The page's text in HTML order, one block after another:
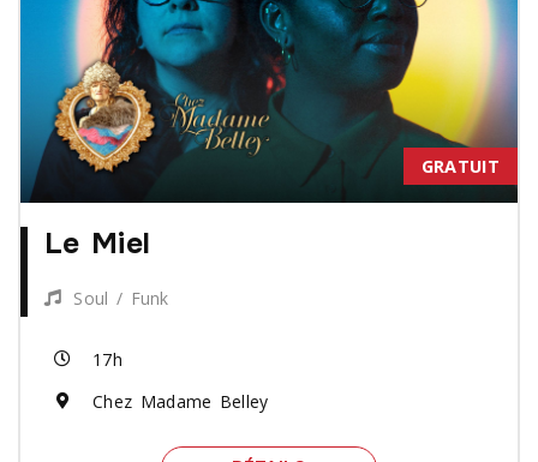
GRATUIT
Le Miel
Soul / Funk
17h
Chez Madame Belley